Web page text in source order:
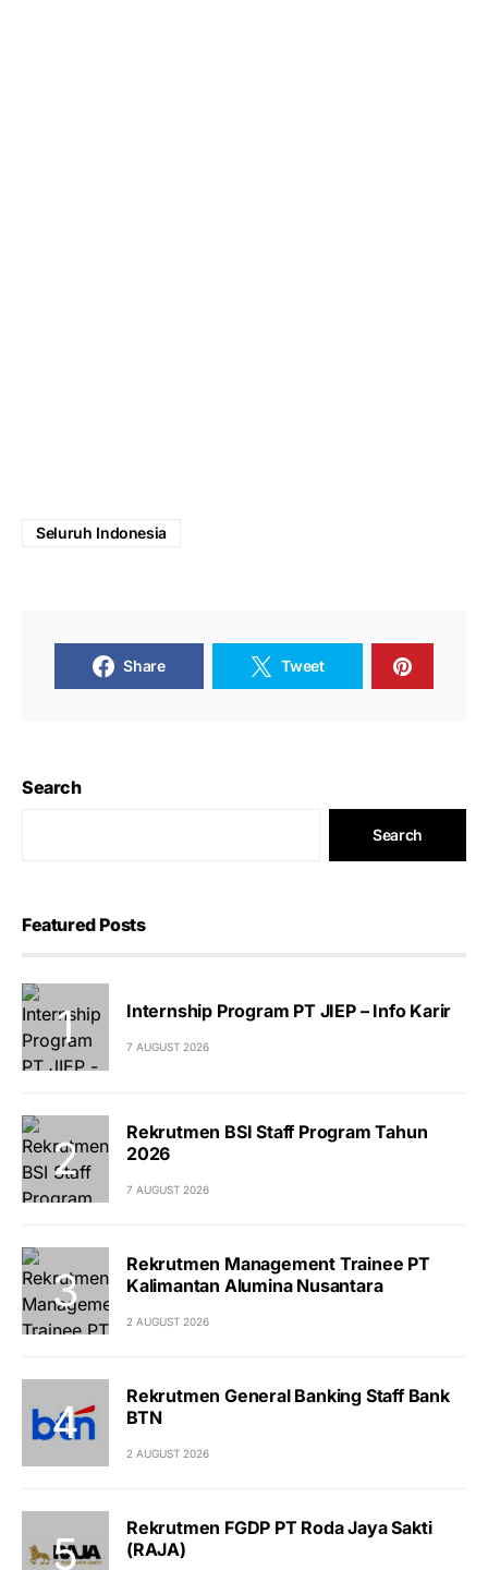
Seluruh Indonesia
Share Tweet
Search
Search
Featured Posts
Internship Program PT JIEP – Info Karir
7 AUGUST 2026
Rekrutmen BSI Staff Program Tahun
2026
7 AUGUST 2026
Rekrutmen Management Trainee PT
Kalimantan Alumina Nusantara
2 AUGUST 2026
Rekrutmen General Banking Staff Bank
BTN
2 AUGUST 2026
Rekrutmen FGDP PT Roda Jaya Sakti
(RAJA)